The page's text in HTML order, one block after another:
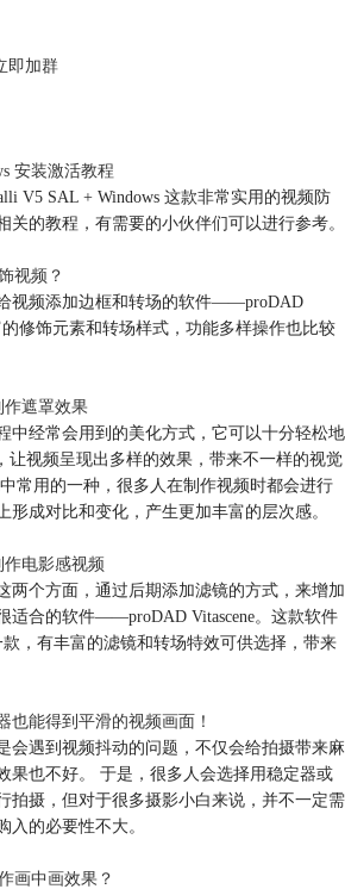
即加群
安装激活教程
V5 SAL + Windows 这款非常实用的视频防
关的教程，有需要的小伙伴们可以进行参考。
视频？
视频添加边框和转场的软件——proDAD
修饰元素和转场样式，功能多样操作也比较
作遮罩效果
中经常会用到的美化方式，它可以十分轻松地
让视频呈现出多样的效果，带来不一样的视觉
常用的一种，很多人在制作视频时都会进行
形成对比和变化，产生更加丰富的层次感。
作电影感视频
两个方面，通过后期添加滤镜的方式，来增加
适合的软件——proDAD Vitascene。这款软件
，有丰富的滤镜和转场特效可供选择，带来
也能得到平滑的视频画面！
会遇到视频抖动的问题，不仅会给拍摄带来麻
果也不好。 于是，很多人会选择用稳定器或
拍摄，但对于很多摄影小白来说，并不一定需
入的必要性不大。
画中画效果？